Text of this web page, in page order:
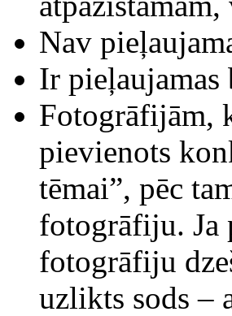
Nav
Ir pieļaujamas
Fotogrāfijām,
pievienots
tēmai”, pēc
fotogrāfiju. Ja
fotogrāfiju
uzlikts sods –